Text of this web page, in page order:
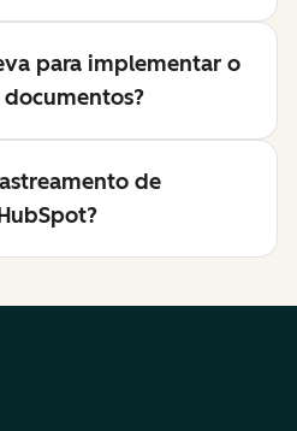
para implementar o
de